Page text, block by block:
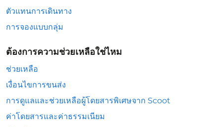
ตัวแทนการเดินทาง
การจองแบบกลุ่ม
ต้องการความช่วยเหลือใช่ไหม
ช่วยเหลือ
เงื่อนไขการขนส่ง
การดูแลและช่วยเหลือผู้โดยสารพิเศษจาก Scoot
ค่าโดยสารและค่าธรรมเนียม